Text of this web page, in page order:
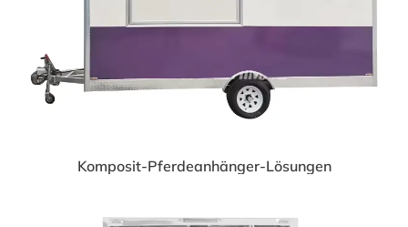
Komposit-Pferdeanhänger-Lösungen